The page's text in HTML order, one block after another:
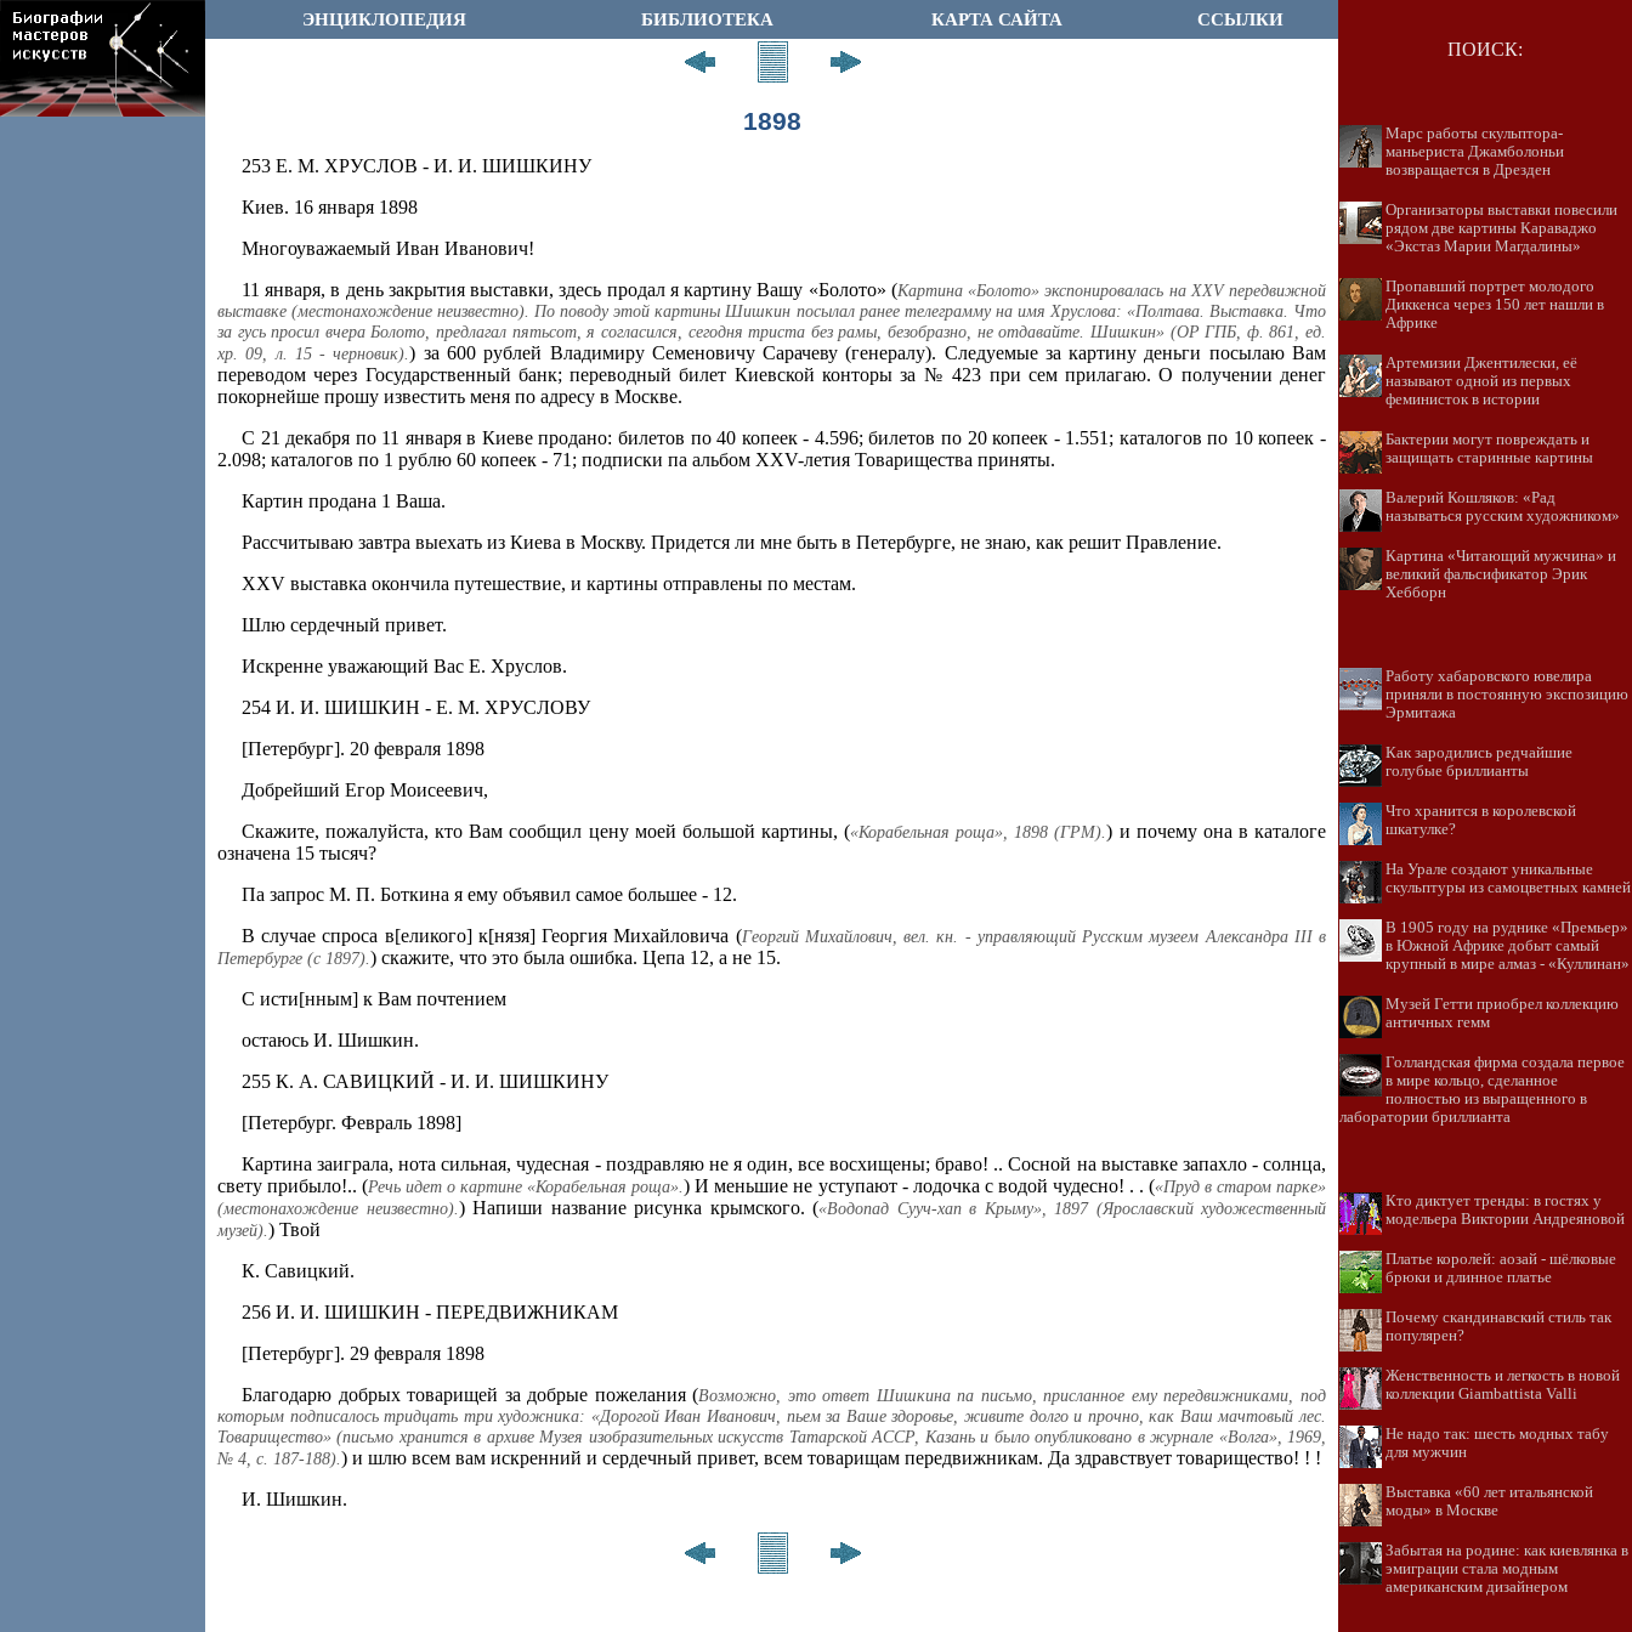
ЭНЦИКЛОПЕДИЯ БИБЛИОТЕКА КАРТА САЙТА ССЫЛКИ
1898
253 Е. М. ХРУСЛОВ - И. И. ШИШКИНУ
Киев. 16 января 1898
Многоуважаемый Иван Иванович!
11 января, в день закрытия выставки, здесь продал я картину Вашу «Болото» (Картина «Болото» экспонировалась на XXV передвижной
выставке (местонахождение неизвестно). По поводу этой картины Шишкин посылал ранее телеграмму на имя Хруслова: «Полтава. Выставка. Что
за гусь просил вчера Болото, предлагал пятьсот, я согласился, сегодня триста без рамы, безобразно, не отдавайте. Шишкин» (ОР ГПБ, ф. 861, ед.
хр. 09, л. 15 - черновик).) за 600 рублей Владимиру Семеновичу Сарачеву (генералу). Следуемые за картину деньги посылаю Вам
переводом через Государственный банк; переводный билет Киевской конторы за № 423 при сем прилагаю. О получении денег
покорнейше прошу известить меня по адресу в Москве.
С 21 декабря по 11 января в Киеве продано: билетов по 40 копеек - 4.596; билетов по 20 копеек - 1.551; каталогов по 10 копеек -
2.098; каталогов по 1 рублю 60 копеек - 71; подписки па альбом ХХV-летия Товарищества приняты.
Картин продана 1 Ваша.
Рассчитываю завтра выехать из Киева в Москву. Придется ли мне быть в Петербурге, не знаю, как решит Правление.
XXV выставка окончила путешествие, и картины отправлены по местам.
Шлю сердечный привет.
Искренне уважающий Вас Е. Хруслов.
254 И. И. ШИШКИН - Е. М. ХРУСЛОВУ
[Петербург]. 20 февраля 1898
Добрейший Егор Моисеевич,
Скажите, пожалуйста, кто Вам сообщил цену моей большой картины, («Корабельная роща», 1898 (ГРМ).) и почему она в каталоге
означена 15 тысяч?
Па запрос М. П. Боткина я ему объявил самое большее - 12.
В случае спроса в[еликого] к[нязя] Георгия Михайловича (Георгий Михайлович, вел. кн. - управляющий Русским музеем Александра III в
Петербурге (с 1897).) скажите, что это была ошибка. Цепа 12, а не 15.
С исти[нным] к Вам почтением
остаюсь И. Шишкин.
255 К. А. САВИЦКИЙ - И. И. ШИШКИНУ
[Петербург. Февраль 1898]
Картина заиграла, нота сильная, чудесная - поздравляю не я один, все восхищены; браво! .. Сосной на выставке запахло - солнца,
свету прибыло!.. (Речь идет о картине «Корабельная роща».) И меньшие не уступают - лодочка с водой чудесно! . . («Пруд в старом парке»
(местонахождение неизвестно).) Напиши название рисунка крымского. («Водопад Сууч-хап в Крыму», 1897 (Ярославский художественный
музей).) Твой
К. Савицкий.
256 И. И. ШИШКИН - ПЕРЕДВИЖНИКАМ
[Петербург]. 29 февраля 1898
Благодарю добрых товарищей за добрые пожелания (Возможно, это ответ Шишкина па письмо, присланное ему передвижниками, под
которым подписалось тридцать три художника: «Дорогой Иван Иванович, пьем за Ваше здоровье, живите долго и прочно, как Ваш мачтовый лес.
Товарищество» (письмо хранится в архиве Музея изобразительных искусств Татарской АССР, Казань и было опубликовано в журнале «Волга», 1969,
№ 4, с. 187-188).) и шлю всем вам искренний и сердечный привет, всем товарищам передвижникам. Да здравствует товарищество! ! !
И. Шишкин.
ПОИСК:
Марс работы скульптора-
маньериста Джамболоньи
возвращается в Дрезден
Организаторы выставки повесили
рядом две картины Караваджо
«Экстаз Марии Магдалины»
Пропавший портрет молодого
Диккенса через 150 лет нашли в
Африке
Артемизии Джентилески, её
называют одной из первых
феминисток в истории
Бактерии могут повреждать и
защищать старинные картины
Валерий Кошляков: «Рад
называться русским художником»
Картина «Читающий мужчина» и
великий фальсификатор Эрик
Хебборн
Работу хабаровского ювелира
приняли в постоянную экспозицию
Эрмитажа
Как зародились редчайшие
голубые бриллианты
Что хранится в королевской
шкатулке?
На Урале создают уникальные
скульптуры из самоцветных камней
В 1905 году на руднике «Премьер»
в Южной Африке добыт самый
крупный в мире алмаз - «Куллинан»
Музей Гетти приобрел коллекцию
античных гемм
Голландская фирма создала первое
в мире кольцо, сделанное
полностью из выращенного в
лаборатории бриллианта
Кто диктует тренды: в гостях у
модельера Виктории Андреяновой
Платье королей: аозай - шёлковые
брюки и длинное платье
Почему скандинавский стиль так
популярен?
Женственность и легкость в новой
коллекции Giambattista Valli
Не надо так: шесть модных табу
для мужчин
Выставка «60 лет итальянской
моды» в Москве
Забытая на родине: как киевлянка в
эмиграции стала модным
американским дизайнером